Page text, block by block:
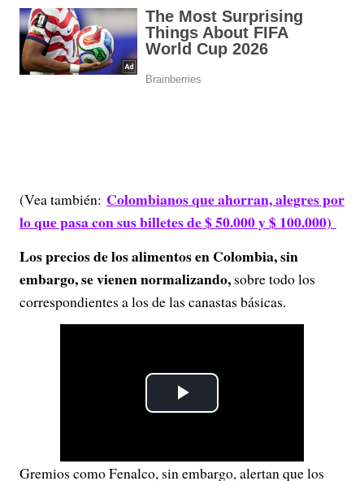
(Vea también: Colombianos que ahorran, alegres por
lo que pasa con sus billetes de $ 50.000 y $ 100.000)
Los precios de los alimentos en Colombia, sin
embargo, se vienen normalizando, sobre todo los
correspondientes a los de las canastas básicas.
P
Gremios como Fenalco, sin embargo, alertan que los